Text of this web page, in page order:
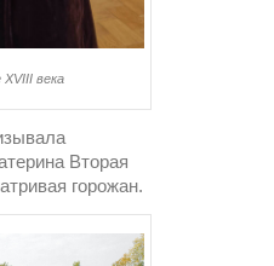
века
Вторая
горожан.